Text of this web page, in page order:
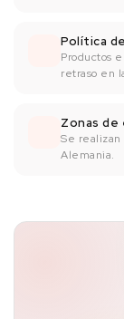
Política
Productos
retraso en
Zonas de
Se realizan
Alemania.